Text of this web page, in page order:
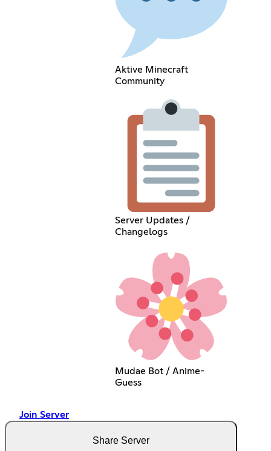
Aktive Minecraft
Community
Server Updates /
Changelogs
Mudae Bot / Anime-
Guess
Join Server
Share Server